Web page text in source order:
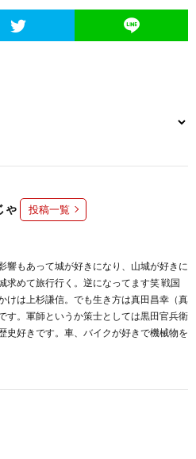
ゃ 投稿一覧
響もあって城が好きになり、山城が好きに
求めて旅行行く。逆になってます笑 戦国
けは上杉謙信。でも生き方は真田昌幸（真
す。軍師というか策士としては黒田官兵衛
史好きです。車、バイクが好きで機械物を